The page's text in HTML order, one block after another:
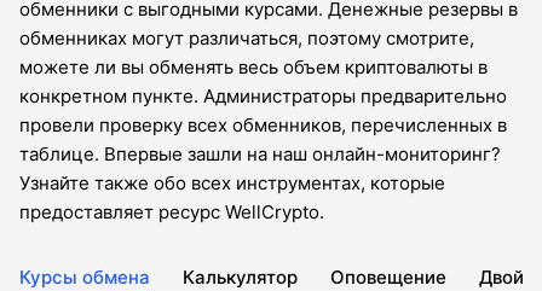
обменники с выгодными курсами. Денежные резервы в
обменниках могут различаться, поэтому смотрите,
можете ли вы обменять весь объем криптовалюты в
конкретном пункте. Администраторы предварительно
провели проверку всех обменников, перечисленных в
таблице. Впервые зашли на наш онлайн-мониторинг?
Узнайте также обо всех инструментах, которые
предоставляет ресурс WellCrypto.
Курсы обмена Калькулятор Оповещение